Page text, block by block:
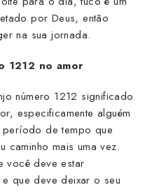
por Deus, então
na sua jornada.
1212 no amor
número 1212 significado
especificamente alguém
de tempo que
caminho mais uma vez.
você deve estar
que deve deixar o seu